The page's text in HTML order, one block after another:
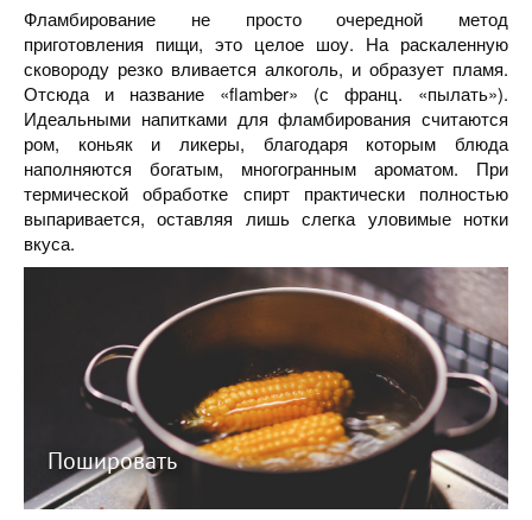
Фламбирование не просто очередной метод
приготовления пищи, это целое шоу. На раскаленную
сковороду резко вливается алкоголь, и образует пламя.
Отсюда и название «flamber» (с франц. «пылать»).
Идеальными напитками для фламбирования считаются
ром, коньяк и ликеры, благодаря которым блюда
наполняются богатым, многогранным ароматом. При
термической обработке спирт практически полностью
выпаривается, оставляя лишь слегка уловимые нотки
вкуса.
Пошировать